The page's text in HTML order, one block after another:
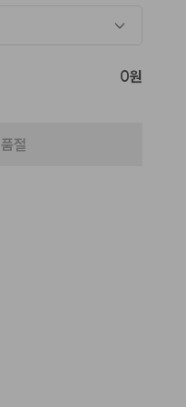
0원
품절